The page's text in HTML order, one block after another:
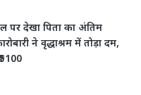
पर देखा पिता का अंतिम
ने वृद्धाश्रम में तोड़ा दम,